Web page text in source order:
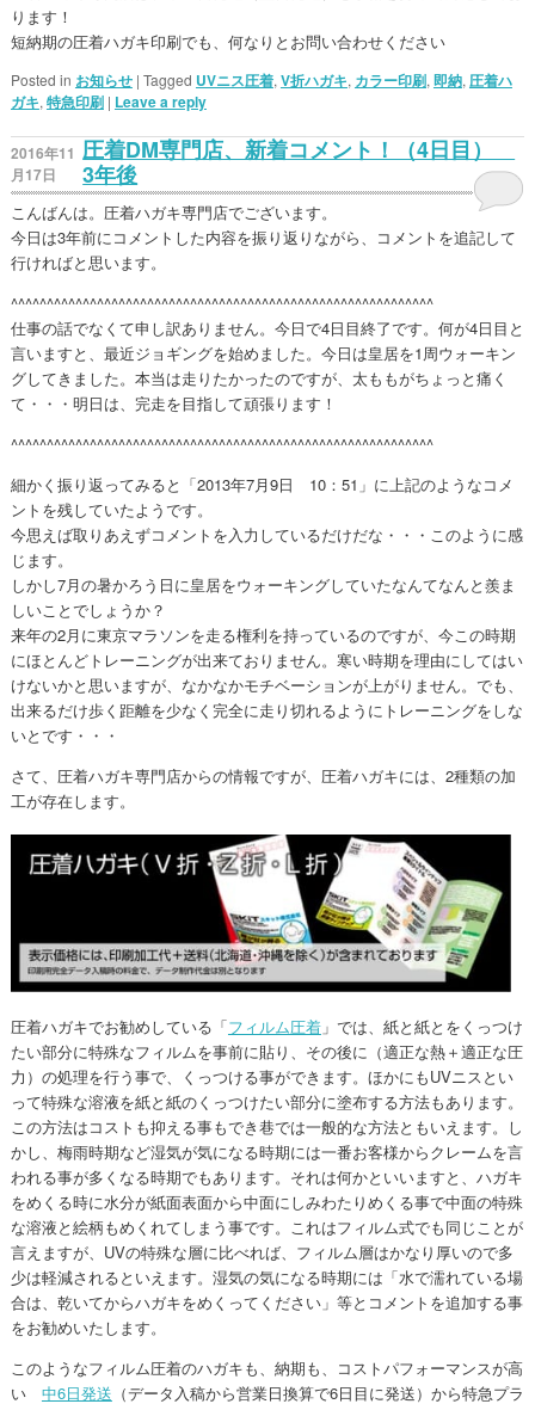
ります！
短納期の圧着ハガキ印刷でも、何なりとお問い合わせください
Posted in お知らせ | Tagged UVニス圧着, V折ハガキ, カラー印刷, 即納, 圧着ハ
ガキ, 特急印刷 | Leave a reply
圧着DM専門店、新着コメント！（4日目）
3年後
2016年11
月17日
こんばんは。圧着ハガキ専門店でございます。
今日は3年前にコメントした内容を振り返りながら、コメントを追記して
行ければと思います。
^^^^^^^^^^^^^^^^^^^^^^^^^^^^^^^^^^^^^^^^^^^^^^^^^^^^^^^^^^^
仕事の話でなくて申し訳ありません。今日で4日目終了です。何が4日目と
言いますと、最近ジョギングを始めました。今日は皇居を1周ウォーキン
グしてきました。本当は走りたかったのですが、太ももがちょっと痛く
て・・・明日は、完走を目指して頑張ります！
^^^^^^^^^^^^^^^^^^^^^^^^^^^^^^^^^^^^^^^^^^^^^^^^^^^^^^^^^^^
細かく振り返ってみると「2013年7月9日 10：51」に上記のようなコメ
ントを残していたようです。
今思えば取りあえずコメントを入力しているだけだな・・・このように感
じます。
しかし7月の暑かろう日に皇居をウォーキングしていたなんてなんと羨ま
しいことでしょうか？
来年の2月に東京マラソンを走る権利を持っているのですが、今この時期
にほとんどトレーニングが出来ておりません。寒い時期を理由にしてはい
けないかと思いますが、なかなかモチベーションが上がりません。でも、
出来るだけ歩く距離を少なく完全に走り切れるようにトレーニングをしな
いとです・・・
さて、圧着ハガキ専門店からの情報ですが、圧着ハガキには、2種類の加
工が存在します。
圧着ハガキでお勧めしている「フィルム圧着」では、紙と紙とをくっつけ
たい部分に特殊なフィルムを事前に貼り、その後に（適正な熱＋適正な圧
力）の処理を行う事で、くっつける事ができます。ほかにもUVニスとい
って特殊な溶液を紙と紙のくっつけたい部分に塗布する方法もあります。
この方法はコストも抑える事もでき巷では一般的な方法ともいえます。し
かし、梅雨時期など湿気が気になる時期には一番お客様からクレームを言
われる事が多くなる時期でもあります。それは何かといいますと、ハガキ
をめくる時に水分が紙面表面から中面にしみわたりめくる事で中面の特殊
な溶液と絵柄もめくれてしまう事です。これはフィルム式でも同じことが
言えますが、UVの特殊な層に比べれば、フィルム層はかなり厚いので多
少は軽減されるといえます。湿気の気になる時期には「水で濡れている場
合は、乾いてからハガキをめくってください」等とコメントを追加する事
をお勧めいたします。
このようなフィルム圧着のハガキも、納期も、コストパフォーマンスが高
い 中6日発送 （データ入稿から営業日換算で6日目に発送）から特急プラ